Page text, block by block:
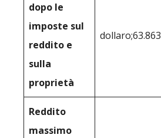
dopo le
imposte sul
reddito e
sulla
proprietà
dollaro;63.863
Reddito
massimo